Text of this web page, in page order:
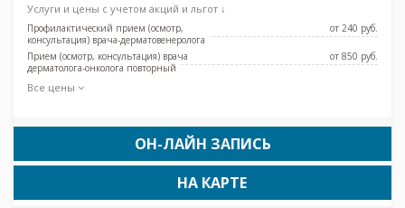
Услуги и цены с учетом акций и льгот ↓
Профилактический прием (осмотр,
консультация) врача-дерматовенеролога
от 240 pуб.
Прием (осмотр, консультация) врача
дерматолога-онколога повторный
от 850 pуб.
Все цены
ОН-ЛАЙН ЗАПИСЬ
НА КАРТЕ